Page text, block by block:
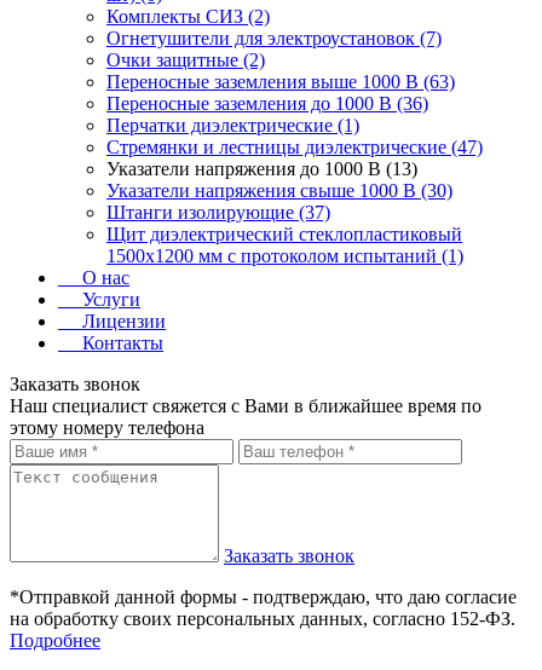
Комплекты СИЗ (2)
Огнетушители для электроустановок (7)
Очки защитные (2)
Переносные заземления выше 1000 В (63)
Переносные заземления до 1000 В (36)
Перчатки диэлектрические (1)
Стремянки и лестницы диэлектрические (47)
Указатели напряжения до 1000 В (13)
Указатели напряжения свыше 1000 В (30)
Штанги изолирующие (37)
Щит диэлектрический стеклопластиковый
1500х1200 мм с протоколом испытаний (1)
О нас
Услуги
Лицензии
Контакты
Заказать звонок
Наш специалист свяжется с Вами в ближайшее время по
этому номеру телефона
Заказать звонок
*Отправкой данной формы - подтверждаю, что даю согласие
на обработку своих персональных данных, согласно 152-ФЗ.
Подробнее